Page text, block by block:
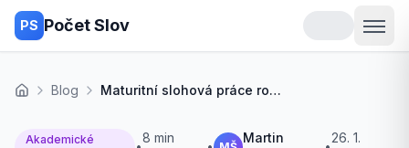
PS Počet Slov
Domů Blog Maturitní slohová práce rozsah
Akademické
8 min
Martin
26. 1.